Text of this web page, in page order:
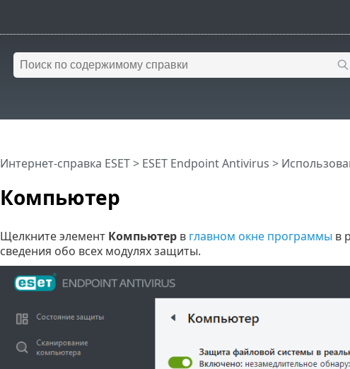
Компьютер
Интернет-справка ESET> ESET Endpoint Antivirus >
Щелкните элемент Компьютерв главном окне программы в
сведения обо всех модулях защиты.